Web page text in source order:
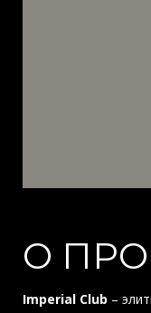
О
Imperial Club –